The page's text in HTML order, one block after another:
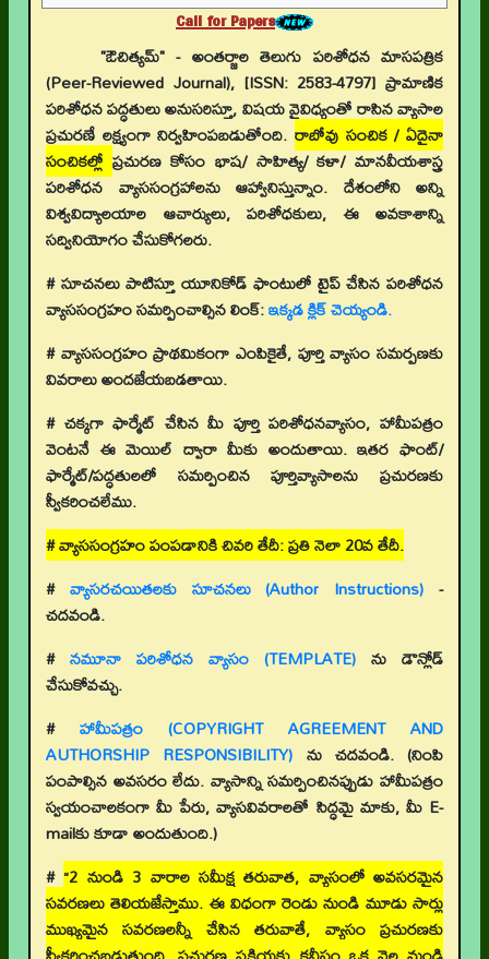
Call for Papers
"ఔచిత్యమ్" - అంతర్జాల తెలుగు పరిశోధన మాసపత్రిక
(Peer-Reviewed Journal), [ISSN: 2583-4797] ప్రామాణిక
పరిశోధన పద్ధతులు అనుసరిస్తూ, విషయ వైవిధ్యంతో రాసిన వ్యాసాల
ప్రచురణే లక్ష్యంగా నిర్వహింపబడుతోంది. రాబోవు సంచిక / ఏదైనా
సంచికల్లో ప్రచురణ కోసం భాష/ సాహిత్య/ కళా/ మానవీయశాస్త్ర
పరిశోధన వ్యాససంగ్రహాలను ఆహ్వానిస్తున్నాం. దేశంలోని అన్ని
విశ్వవిద్యాలయాల ఆచార్యులు, పరిశోధకులు, ఈ అవకాశాన్ని
సద్వినియోగం చేసుకోగలరు.
# సూచనలు పాటిస్తూ యూనికోడ్ ఫాంటులో టైప్ చేసిన పరిశోధన
వ్యాససంగ్రహం సమర్పించాల్సిన లింక్:ఇక్కడ క్లిక్ చెయ్యండి.
# వ్యాససంగ్రహం ప్రాథమికంగా ఎంపికైతే, పూర్తి వ్యాసం సమర్పణకు
వివరాలు అందజేయబడతాయి.
# చక్కగా ఫార్మేట్ చేసిన మీ పూర్తి పరిశోధనవ్యాసం, హామీపత్రం
వెంటనే ఈ మెయిల్ ద్వారా మీకు అందుతాయి. ఇతర ఫాంట్/
ఫార్మేట్/పద్ధతులలో సమర్పించిన పూర్తివ్యాసాలను ప్రచురణకు
స్వీకరించలేము.
# వ్యాససంగ్రహం పంపడానికి చివరి తేదీ: ప్రతి నెలా 20వ తేదీ.
# వ్యాసరచయితలకు సూచనలు (Author Instructions) -
చదవండి.
# నమూనా పరిశోధన వ్యాసం (TEMPLATE) ను డౌన్లోడ్
చేసుకోవచ్చు.
# హామీపత్రం (COPYRIGHT AGREEMENT AND
AUTHORSHIP RESPONSIBILITY) ను చదవండి. (నింపి
పంపాల్సిన అవసరం లేదు. వ్యాసాన్ని సమర్పించినప్పుడు హామీపత్రం
స్వయంచాలకంగా మీ పేరు, వ్యాసవివరాలతో సిద్ధమై మాకు, మీ E-
mailకు కూడా అందుతుంది.)
# “2 నుండి 3 వారాల సమీక్ష తరువాత, వ్యాసంలో అవసరమైన
సవరణలు తెలియజేస్తాము. ఈ విధంగా రెండు నుండి మూడు సార్లు
ముఖ్యమైన సవరణలన్నీ చేసిన తరువాతే, వ్యాసం ప్రచురణకు